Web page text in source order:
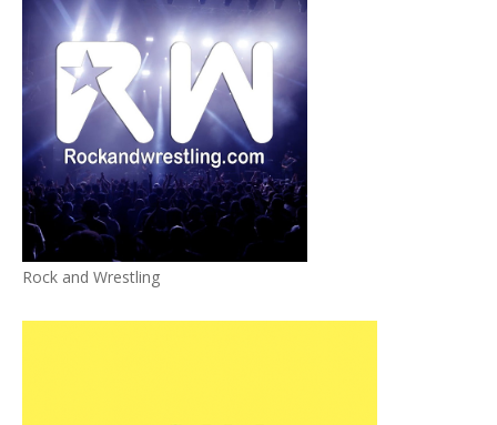
Rock and Wrestling